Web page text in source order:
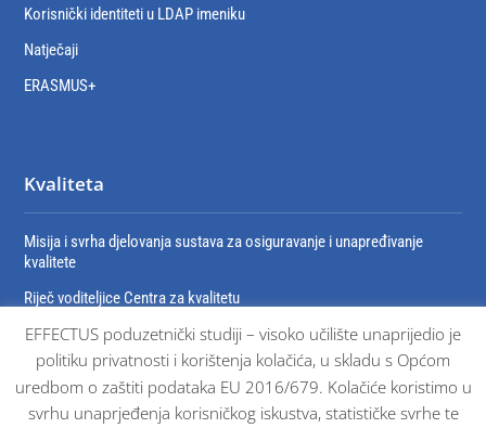
Korisnički identiteti u LDAP imeniku
Natječaji
ERASMUS+
Kvaliteta
Misija i svrha djelovanja sustava za osiguravanje i unapređivanje
kvalitete
Riječ voditeljice Centra za kvalitetu
Organizacija sustava za osiguravanje i unaprjeđivanje kvalitete
Dokumenti sustava osiguravanja kvalitete
Certifikati
EFFECTUS poduzetnički studiji – visoko učilište unaprijedio je
politiku privatnosti i korištenja kolačića, u skladu s Općom
uredbom o zaštiti podataka EU 2016/679. Kolačiće koristimo u
svrhu unaprjeđenja korisničkog iskustva, statističke svrhe te